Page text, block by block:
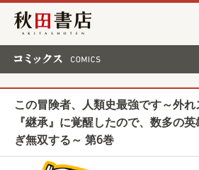
秋田書店
この冒険者、人類史最強です～外
『継承』に覚醒したので、数多の
ぎ無双する～ 第6巻